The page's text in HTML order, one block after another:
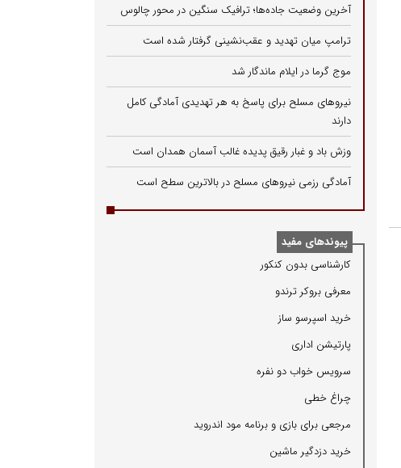
آخرین وضعیت جاده‌ها؛ ترافیک سنگین در محور چالوس
ترامپ میان تهدید و عقب‌نشینی گرفتار شده است
موج گرما در ایلام ماندگار شد
نیروهای مسلح برای پاسخ به هر تهدیدی آمادگی کامل
دارند
وزش باد و غبار رقیق پدیده غالب آسمان همدان است
آمادگی رزمی نیروهای مسلح در بالاترین سطح است
پیوندهای مفید
كارشناسی بدون كنكور
معرفی بروكر ترندو
خرید اسپرسو ساز
پارتیشن اداری
سرویس خواب دو نفره
چراغ خطی
مرجعی برای بازی و برنامه مود اندروید
خرید دزدگیر ماشین